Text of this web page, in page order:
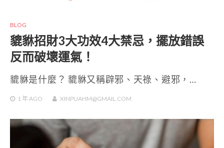
BLOG
貔貅招財3大功效4大禁忌，擺放錯誤
反而破壞運氣！
貔貅是什麼？ 貔貅又稱辟邪、天祿、避邪，…
1 年 AGO XINPUAHM@GMAIL.COM